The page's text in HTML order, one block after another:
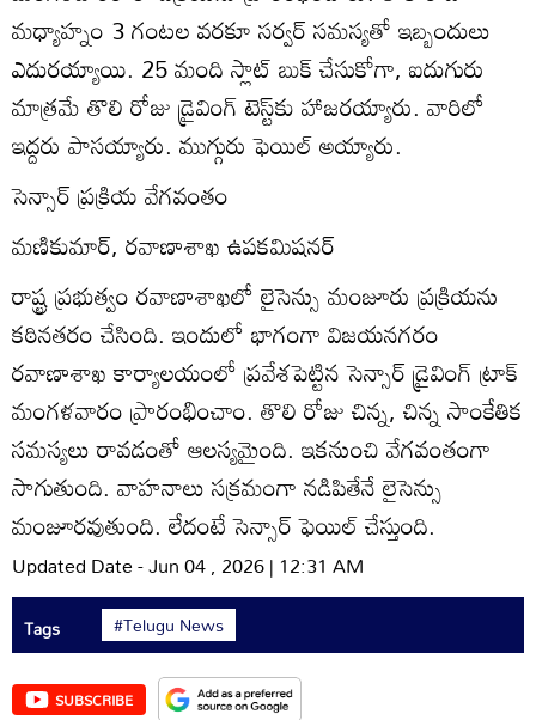
మధ్యాహ్నం 3 గంటల వరకూ సర్వర్‌ సమస్యతో ఇబ్బందులు
ఎదురయ్యాయి. 25 మంది స్లాట్‌ బుక్‌ చేసుకోగా, ఐదుగురు
మాత్రమే తొలి రోజు డ్రైవింగ్‌ టెస్ట్‌కు హాజరయ్యారు. వారిలో
ఇద్దరు పాసయ్యారు. ముగ్గురు ఫెయిల్‌ అయ్యారు.
సెన్సార్‌ ప్రక్రియ వేగవంతం
మణికుమార్‌, రవాణాశాఖ ఉపకమిషనర్‌
రాష్ట్ర ప్రభుత్వం రవాణాశాఖలో లైసెన్సు మంజూరు ప్రక్రియను
కఠినతరం చేసింది. ఇందులో భాగంగా విజయనగరం
రవాణాశాఖ కార్యాలయంలో ప్రవేశపెట్టిన సెన్సార్‌ డ్రైవింగ్‌ ట్రాక్‌
మంగళవారం ప్రారంభించాం. తొలి రోజు చిన్న, చిన్న సాంకేతిక
సమస్యలు రావడంతో ఆలస్యమైంది. ఇకనుంచి వేగవంతంగా
సాగుతుంది. వాహనాలు సక్రమంగా నడిపితేనే లైసెన్సు
మంజూరవుతుంది. లేదంటే సెన్సార్‌ ఫెయిల్‌ చేస్తుంది.
Updated Date - Jun 04 , 2026 | 12:31 AM
Tags #Telugu News
SUBSCRIBE